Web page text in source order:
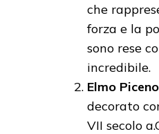
che
forza e la
sono rese
incredibile.
Elmo Piceno
decorato
VII secolo